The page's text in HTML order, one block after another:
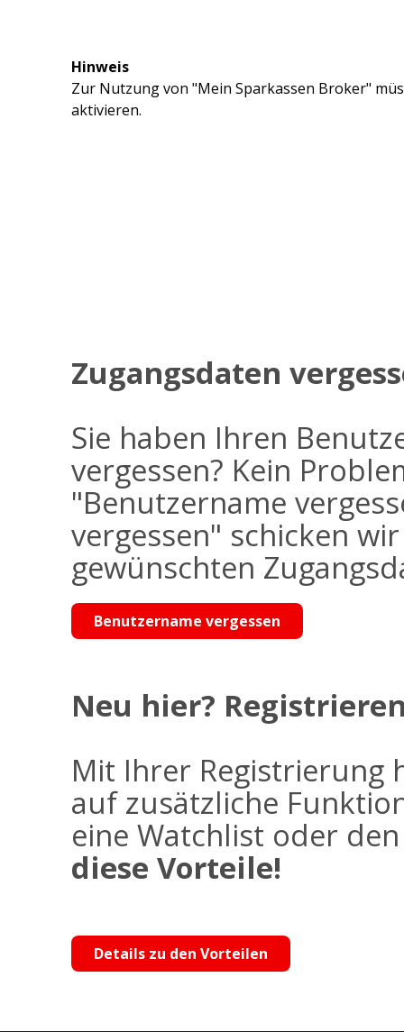
Hinweis
Zur Nutzung von "Mein Sparkassen Broker"
aktivieren.
Zugangsdaten
Sie haben Ihren
vergessen? Kein
"Benutzername
vergessen" schicken
gewünschten
Benutzername vergessen
Neu hier?
Mit Ihrer Registrierung
auf zusätzliche
eine Watchlist oder
diese Vorteile!
Details zu den Vorteilen